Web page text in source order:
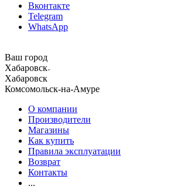
Вконтакте
Telegram
WhatsApp
Ваш город
Хабаровск
Хабаровск
Комсомольск-на-Амуре
О компании
Производители
Магазины
Как купить
Правила эксплуатации
Возврат
Контакты
...